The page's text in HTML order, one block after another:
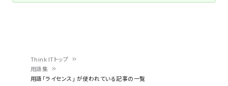
Think ITトップ
用語集
用語「ライセンス」 が使われている記事の一覧